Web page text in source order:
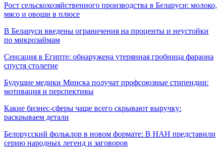
Рост сельскохозяйственного производства в Беларуси: молоко,
мясо и овощи в плюсе
В Беларуси введены ограничения на проценты и неустойки
по микрозаймам
Сенсация в Египте: обнаружена утерянная гробница фараона
спустя столетие
Будущие медики Минска получат профсоюзные стипендии:
мотивация и перспективы
Какие бизнес-сферы чаще всего скрывают выручку:
раскрываем детали
Белорусский фольклор в новом формате: В НАН представили
серию народных легенд и заговоров